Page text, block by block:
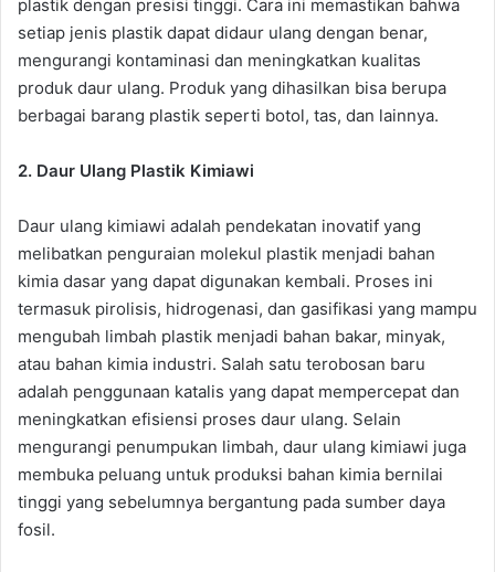
plastik dengan presisi tinggi. Cara ini memastikan bahwa
setiap jenis plastik dapat didaur ulang dengan benar,
mengurangi kontaminasi dan meningkatkan kualitas
produk daur ulang. Produk yang dihasilkan bisa berupa
berbagai barang plastik seperti botol, tas, dan lainnya.
2. Daur Ulang Plastik Kimiawi
Daur ulang kimiawi adalah pendekatan inovatif yang
melibatkan penguraian molekul plastik menjadi bahan
kimia dasar yang dapat digunakan kembali. Proses ini
termasuk pirolisis, hidrogenasi, dan gasifikasi yang mampu
mengubah limbah plastik menjadi bahan bakar, minyak,
atau bahan kimia industri. Salah satu terobosan baru
adalah penggunaan katalis yang dapat mempercepat dan
meningkatkan efisiensi proses daur ulang. Selain
mengurangi penumpukan limbah, daur ulang kimiawi juga
membuka peluang untuk produksi bahan kimia bernilai
tinggi yang sebelumnya bergantung pada sumber daya
fosil.